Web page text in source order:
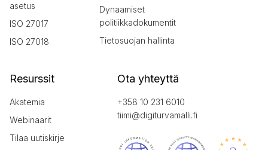
asetus
ISO 27017
ISO 27018
Dynaamiset
politiikkadokumentit
Tietosuojan hallinta
Resurssit
Akatemia
Webinaarit
Tilaa uutiskirje
Ota yhteyttä
+358 10 231 6010
tiimi@digiturvamalli.fi